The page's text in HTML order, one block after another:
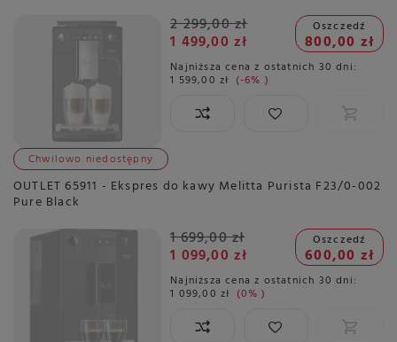
2 299,00 zł
1 499,00 zł
Oszczedź
800,00 zł
Najniższa cena z ostatnich 30 dni:
1 599,00 zł -6%
Chwilowo niedostępny
OUTLET 65911 - Ekspres do kawy Melitta Purista F23/0-002
Pure Black
1 699,00 zł
1 099,00 zł
Oszczedź
600,00 zł
Najniższa cena z ostatnich 30 dni:
1 099,00 zł 0%